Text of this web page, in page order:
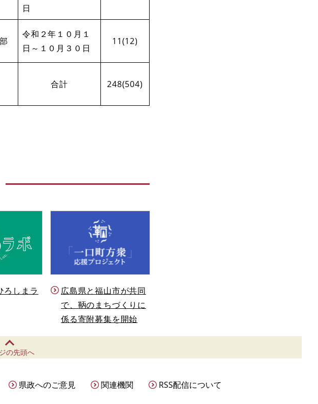
日
令和２年１０月１
日～１０月３０日
11(12)
合計 248(504)
ろしまラ
広島県と福山市が共同
で、鞆のまちづくりに
係る寄附募集を開始
の先頭へ
県政へのご意見 関連機関 RSS配信について